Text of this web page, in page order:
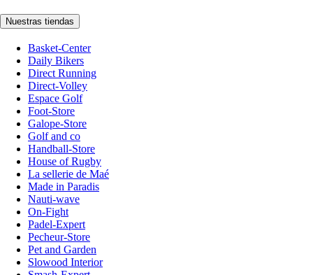
Nuestras tiendas
Basket-Center
Daily Bikers
Direct Running
Direct-Volley
Espace Golf
Foot-Store
Galope-Store
Golf and co
Handball-Store
House of Rugby
La sellerie de Maé
Made in Paradis
Nauti-wave
On-Fight
Padel-Expert
Pecheur-Store
Pet and Garden
Slowood Interior